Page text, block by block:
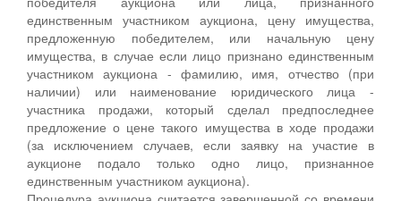
единственным участником аукциона, цену имущества,
предложенную победителем, или начальную цену
имущества, в случае если лицо признано единственным
участником аукциона - фамилию, имя, отчество (при
наличии) или наименование юридического лица -
участника продажи, который сделал предпоследнее
предложение о цене такого имущества в ходе продажи
(за исключением случаев, если заявку на участие в
аукционе подало только одно лицо, признанное
единственным участником аукциона).